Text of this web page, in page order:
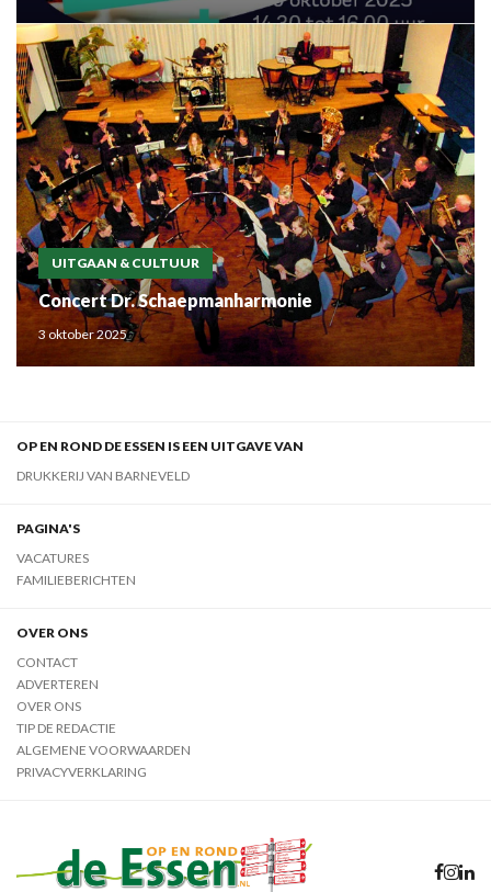
UITGAAN & CULTUUR
Concert Dr. Schaepmanharmonie
3 oktober 2025
OP EN ROND DE ESSEN IS EEN UITGAVE VAN
DRUKKERIJ VAN BARNEVELD
PAGINA'S
VACATURES
FAMILIEBERICHTEN
OVER ONS
CONTACT
ADVERTEREN
OVER ONS
TIP DE REDACTIE
ALGEMENE VOORWAARDEN
PRIVACYVERKLARING